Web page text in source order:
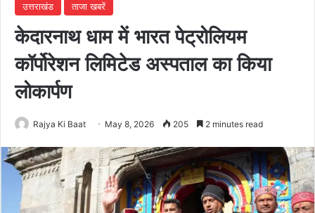
उत्तराखंड ताजा खबरें
केदारनाथ धाम में भारत पेट्रोलियम
कॉर्पोरेशन लिमिटेड अस्पताल का किया
लोकार्पण
Rajya Ki Baat May 8, 2026 205 2 minutes read